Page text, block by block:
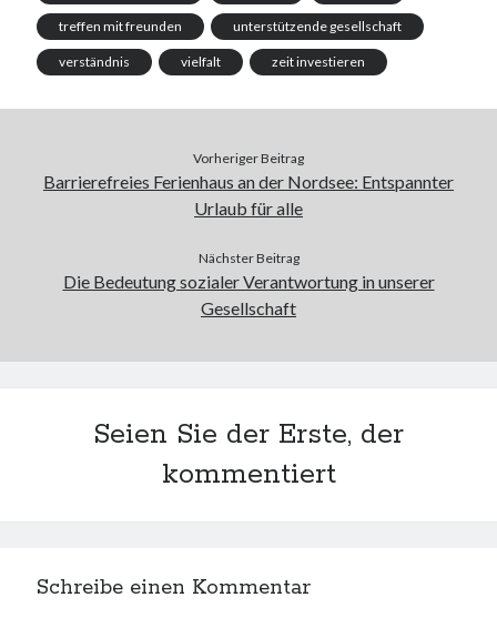
treffen mit freunden unterstützende gesellschaft
verständnis vielfalt zeit investieren
Vorheriger Beitrag
Barrierefreies Ferienhaus an der Nordsee: Entspannter
Urlaub für alle
Nächster Beitrag
Die Bedeutung sozialer Verantwortung in unserer
Gesellschaft
Seien Sie der Erste, der
kommentiert
Schreibe einen Kommentar